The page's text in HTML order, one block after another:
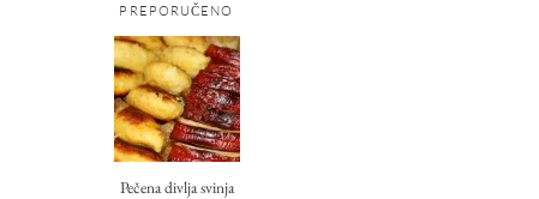
PREPORUČENO
Pečena divlja svinja